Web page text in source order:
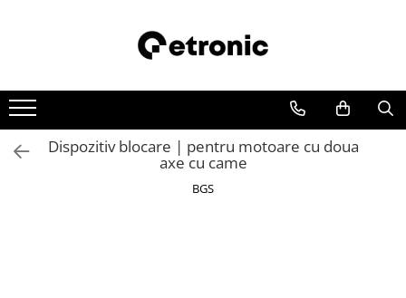
Dispozitiv blocare | pentru motoare cu doua
axe cu came
BGS